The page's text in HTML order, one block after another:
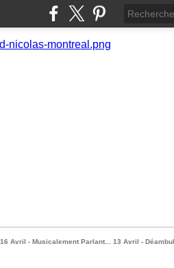
Avril - Musicalement Parlant... 13 Avril -